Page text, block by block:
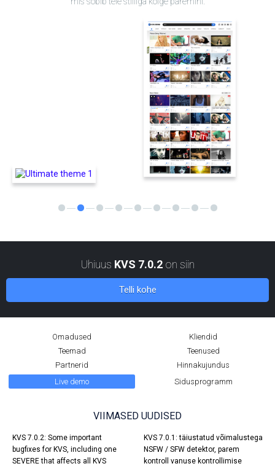
Uhiuus KVS 7.0.2on siin
Telli kohe
Omadused
Kliendid
Teemad
Teenused
Partnerid
Hinnakujundus
Live demo
Sidusprogramm
VIIMASED UUDISED
KVS 7.0.2: Some important
bugfixes for KVS, including one
SEVERE that affects all KVS
KVS 7.0.1: täiustatud võimalustega
NSFW / SFW detektor, parem
kontroll vanuse kontrollimise